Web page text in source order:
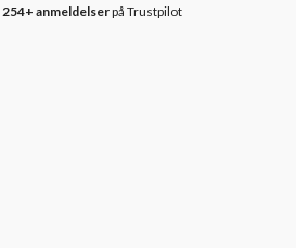
254+ anmeldelserpå Trustpilot